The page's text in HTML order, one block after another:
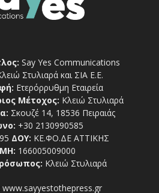
Say Yes Communications
Στυλιαρά και ΣΙΑ Ε.Ε.
Ετερόρρυθμη Εταιρεία
Μέτοχος: Κλειώ Στυλιαρά
Σκουζέ 14, 18536 Πειραιάς
+30 2130990585
ΔΟΥ: ΚΕ.ΦΟ.ΔΕ ΑΤΤΙΚΗΣ
166005009000
Κλειώ Στυλιαρά
www.sayyestothepress.gr